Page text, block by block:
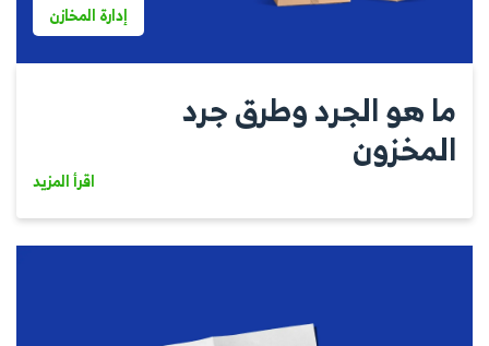
إدارة المخازن
ما هو الجرد وطرق جرد
المخزون
اقرأ المزيد